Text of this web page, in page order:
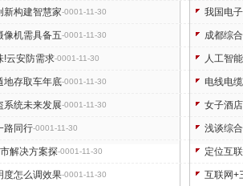
新构建智慧家-0001-11-30
像机需具备五-0001-11-30
!云安防需求-0001-11-30
地存取车年底-0001-11-30
系统未来发展-0001-11-30
路同行-0001-11-30
解决方案探-0001-11-30
度怎么调效果-0001-11-30
我国电
成都综
人工智
电线电
女子酒
浅谈综
定位互
互联网+